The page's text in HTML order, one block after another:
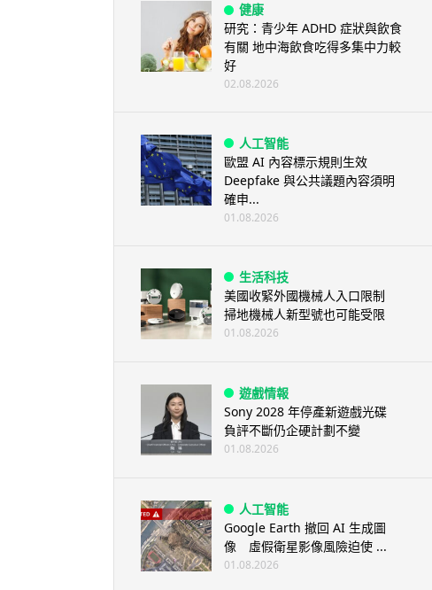
健康
研究：青少年 ADHD 症狀與飲食
有關 地中海飲食吃得多集中力較
好
02.08.2026
人工智能
歐盟 AI 內容標示規則生效
Deepfake 與公共議題內容須明
確申...
01.08.2026
生活科技
美國收緊外國機械人入口限制
掃地機械人新型號也可能受限
01.08.2026
遊戲情報
Sony 2028 年停產新遊戲光碟
負評不斷仍企硬計劃不變
01.08.2026
人工智能
Google Earth 撤回 AI 生成圖
像 虛假衛星影像風險迫使 ...
01.08.2026